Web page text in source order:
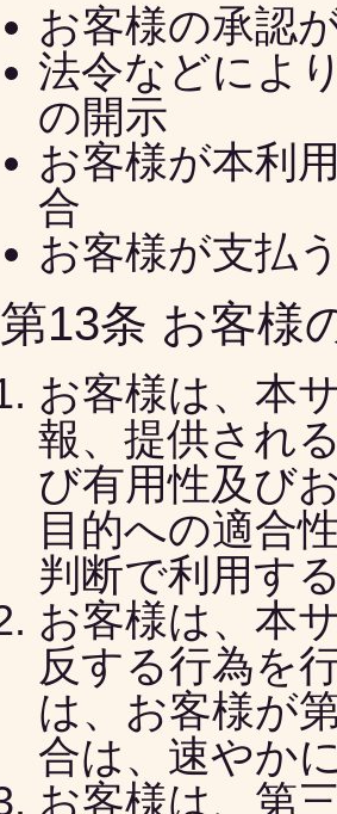
お客様の承認
法令などによ
の開示
お客様が本利
合
お客様が支払
第13条 お客様
お客様は、本
報、提供され
び有用性及び
目的への適合
判断で利用す
お客様は、本
反する行為を
は、お客様が
合は、速やか
お客様は、第